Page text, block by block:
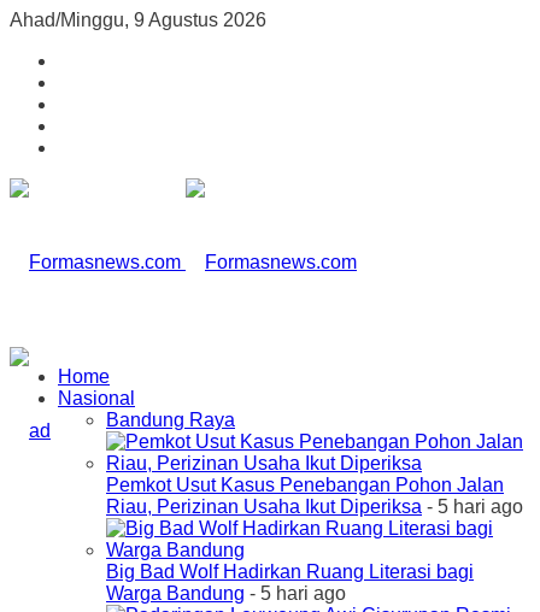
Ahad/Minggu, 9 Agustus 2026
Home
Nasional
Bandung Raya
Pemkot Usut Kasus Penebangan Pohon Jalan
Riau, Perizinan Usaha Ikut Diperiksa - 5 hari ago
Big Bad Wolf Hadirkan Ruang Literasi bagi
Warga Bandung - 5 hari ago